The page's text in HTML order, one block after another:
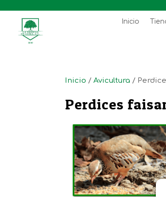
Inicio
Inicio /Avicultura /
Perdices